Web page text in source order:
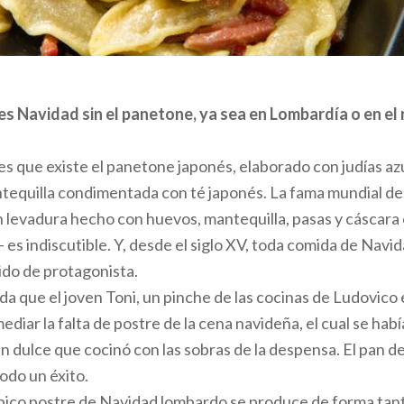
primer plato más popular en la mesa navideña lombarda
los añolotis de Mantuarellenos de carne (ternera,
son conocidos desde la Edad Media. De Mantua
con un relleno agridulce de calabaza, mostaza y
los casoncellis
se pueden rellenar con carne
y parmesano, pero también con patata, embutido y
están los
bertù
, raviolis de media luna del valle Seriana,
de cerdo, parmesano y huevo.
hervida y asados, excelentes segundos de la comida
Navidad sin el panetone, ya sea en Lombardía o en
que existe el panetone japonés, elaborado con judías
condimentada con té japonés. La fama mundial
levadura hecho con huevos, mantequilla, pasas y
indiscutible. Y, desde el siglo XV, toda comida de
de protagonista.
que el joven Toni, un pinche de las cocinas de Ludovico
la falta de postre de la cena navideña, el cual se
dulce que cocinó con las sobras de la despensa. El pan
un éxito.